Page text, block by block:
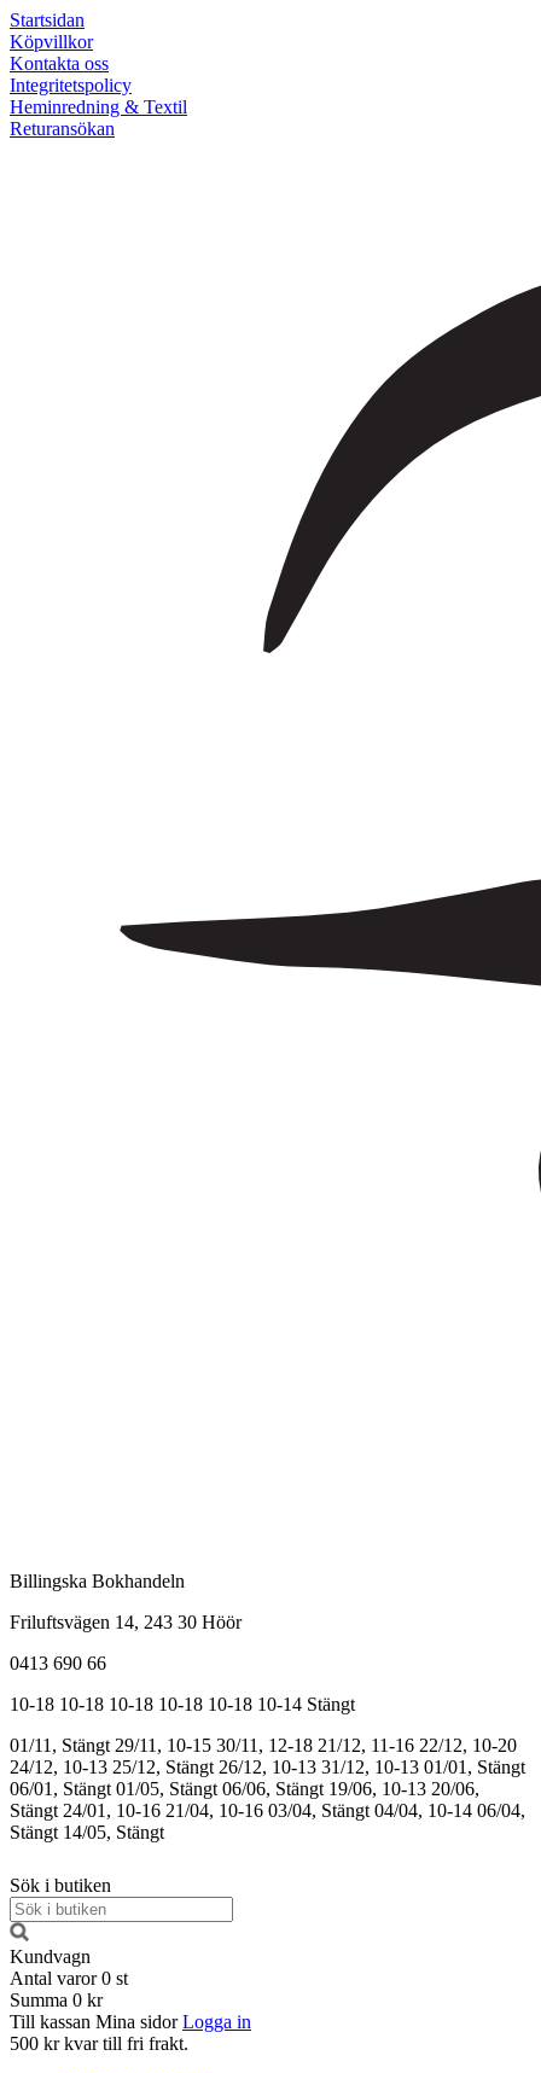
Startsidan
Köpvillkor
Kontakta oss
Integritetspolicy
Heminredning & Textil
Returansökan
Billingska Bokhandeln
Friluftsvägen 14, 243 30 Höör
0413 690 66
10-18 10-18 10-18 10-18 10-18 10-14 Stängt
01/11, Stängt 29/11, 10-15 30/11, 12-18 21/12, 11-16 22/12, 10-20
24/12, 10-13 25/12, Stängt 26/12, 10-13 31/12, 10-13 01/01, Stängt
06/01, Stängt 01/05, Stängt 06/06, Stängt 19/06, 10-13 20/06,
Stängt 24/01, 10-16 21/04, 10-16 03/04, Stängt 04/04, 10-14 06/04,
Stängt 14/05, Stängt
Sök i butiken
Kundvagn
Antal varor 0 st
Summa 0 kr
Till kassan Mina sidor Logga in
500 kr kvar till fri frakt.